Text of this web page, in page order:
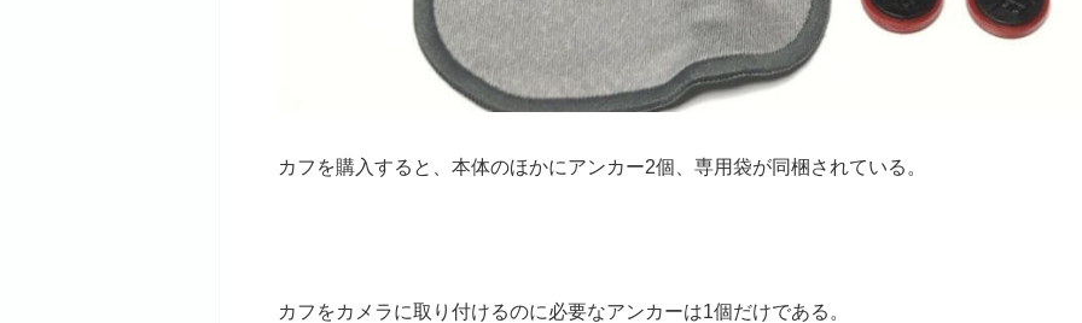
カフを購入すると、本体のほかにアンカー2個、専用袋が同梱されている。
カフをカメラに取り付けるのに必要なアンカーは1個だけである。